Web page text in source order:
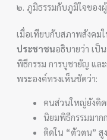
๒. ภูมิธรรมกับภูมิใจของ
เมื่อเทียบกับสภาพสังคม
ประชาชนอธิบายว่า เป็
พิธีกรรม การบูชายัญ แ
พระองค์ทรงเห็นชัดว่า:
คนส่วนใหญ่ยังคิด
นิยมพิธีกรรมมาก
ติดใน “ตัวตน” สู